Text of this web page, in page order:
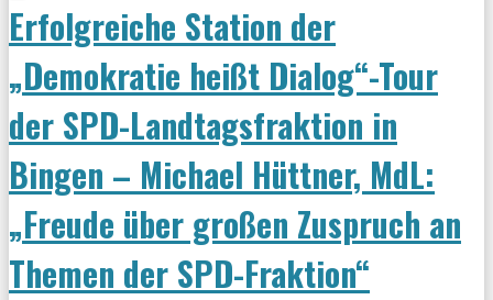
Erfolgreiche Station der
„Demokratie heißt Dialog“-Tour
der SPD-Landtagsfraktion in
Bingen – Michael Hüttner, MdL:
„Freude über großen Zuspruch an
Themen der SPD-Fraktion“